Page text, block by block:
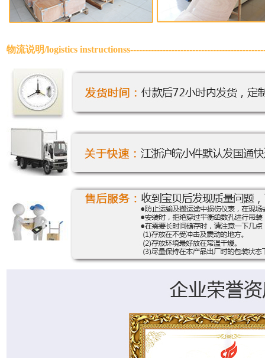
物流说明/logistics instructionss